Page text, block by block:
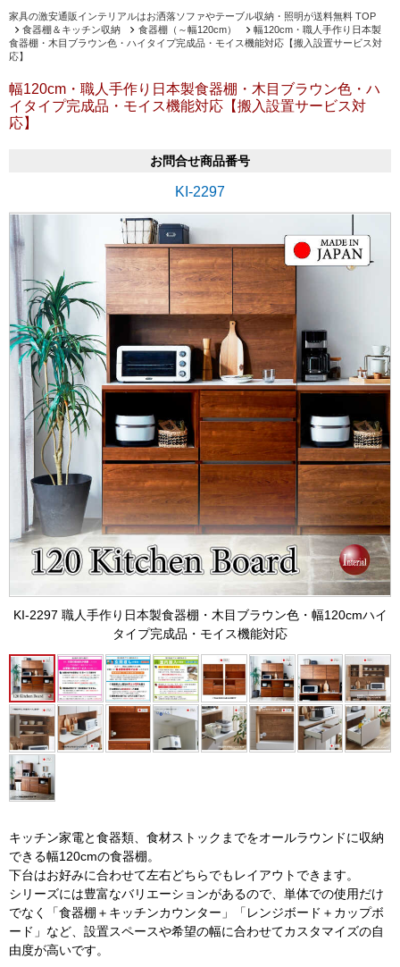
家具の激安通販インテリアルはお洒落ソファやテーブル収納・照明が送料無料 TOP
食器棚＆キッチン収納
食器棚（～幅120cm）
幅120cm・職人手作り日本製
食器棚・木目ブラウン色・ハイタイプ完成品・モイス機能対応【搬入設置サービス対
応】
幅120cm・職人手作り日本製食器棚・木目ブラウン色・ハ
イタイプ完成品・モイス機能対応【搬入設置サービス対
応】
お問合せ商品番号
KI-2297
KI-2297 職人手作り日本製食器棚・木目ブラウン色・幅120cmハイ
タイプ完成品・モイス機能対応
キッチン家電と食器類、食材ストックまでをオールラウンドに収納
できる幅120cmの食器棚。
下台はお好みに合わせて左右どちらでもレイアウトできます。
シリーズには豊富なバリエーションがあるので、単体での使用だけ
でなく「食器棚＋キッチンカウンター」「レンジボード＋カップボ
ード」など、設置スペースや希望の幅に合わせてカスタマイズの自
由度が高いです。